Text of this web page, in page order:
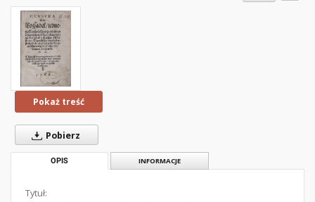
Pokaż treść
Pobierz
OPIS INFORMACJE
Tytuł: